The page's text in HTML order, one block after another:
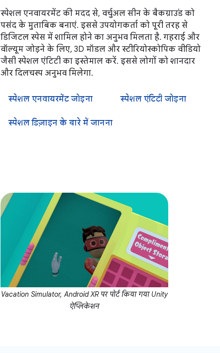
स्पेशल एनवायरमेंट की मदद से, वर्चुअल सीन के बैकग्राउंड को
पसंद के मुताबिक बनाएं. इससे उपयोगकर्ता को पूरी तरह से
डिजिटल स्पेस में शामिल होने का अनुभव मिलता है. गहराई और
वॉल्यूम जोड़ने के लिए, 3D मॉडल और स्टीरियोस्कोपिक वीडियो
जैसी स्पेशल एंटिटी का इस्तेमाल करें. इससे लोगों को शानदार
और दिलचस्प अनुभव मिलेगा.
स्पेशल एनवायरमेंट जोड़ना स्पेशल एंटिटी जोड़ना
स्पेशल डिज़ाइन के बारे में जानना
Vacation Simulator, Android XR पर पोर्ट किया गया Unity
ऐप्लिकेशन